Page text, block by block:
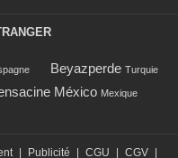
Beyazperde Turquie
México Mexique
Publicité CGU CGV